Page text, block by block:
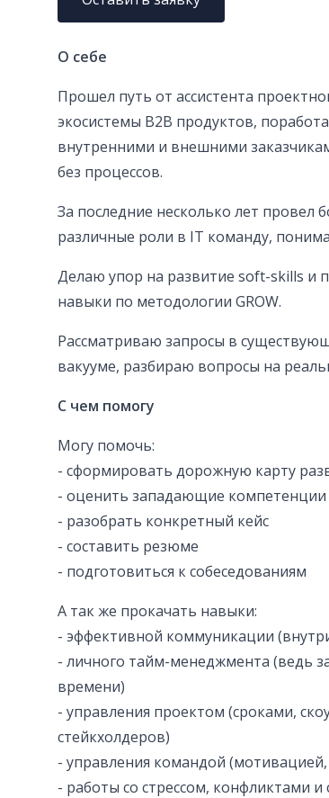
О себе
Прошел путь от ассистента
экосистемы B2B продуктов,
внутренними и внешними
без процессов.
За последние несколько лет провел
различные роли в IT команду,
Делаю упор на развитие soft-skills и
навыки по методологии GROW.
Рассматриваю запросы в
вакууме, разбираю вопросы на
С чем помогу
Могу помочь:
- сформировать дорожную карту
- оценить западающие компетенции
- разобрать конкретный кейс
- составить резюме
- подготовиться к собеседованиям
А так же прокачать навыки:
- эффективной коммуникации
- личного тайм-менеджмента (ведь
времени)
- управления проектом (сроками,
стейкхолдеров)
- управления командой
- работы со стрессом, конфликтами